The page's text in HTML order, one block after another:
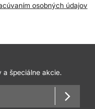
osobných údajov
a špeciálne akcie.